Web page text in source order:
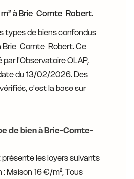
à Brie-Comte-Robert.
types de biens confondus
Brie-Comte-Robert. Ce
l'Observatoire OLAP,
du 13/02/2026. Des
c'est la base sur
de bien à Brie-Comte-
les loyers suivants
Maison 16 €/m², Tous